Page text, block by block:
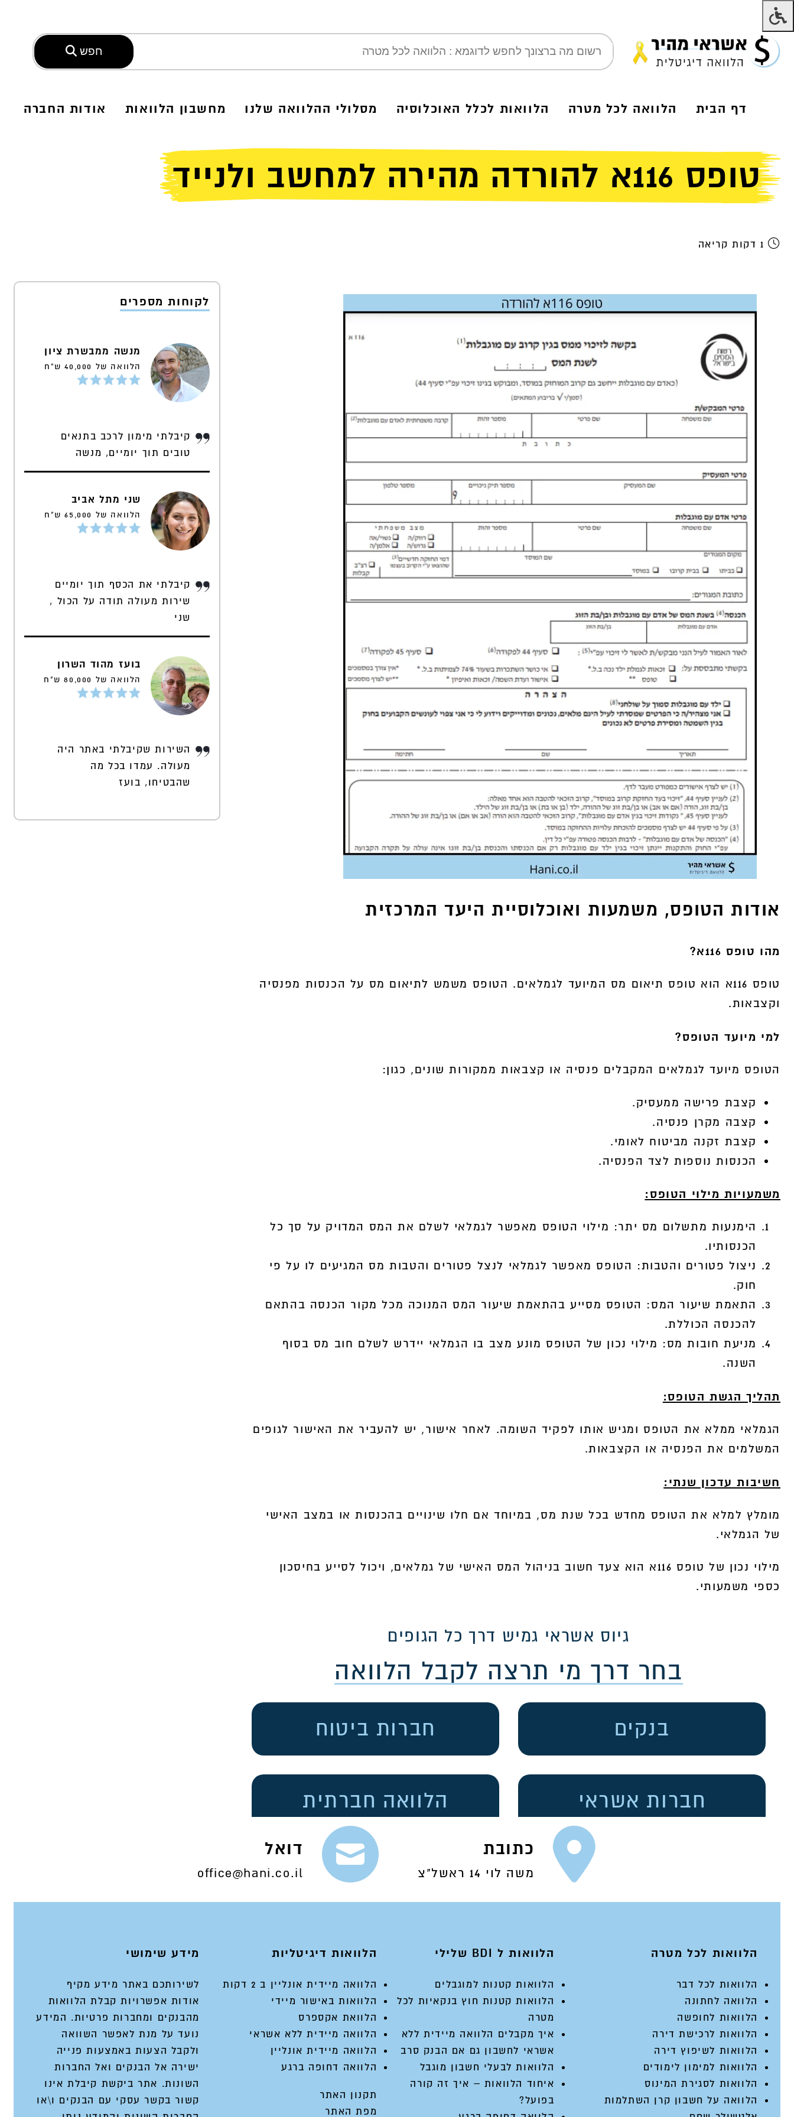
חפש
דף הבית הלוואה לכל מטרה הלוואות לכלל האוכלוסיה מסלולי ההלוואה שלנו מחשבון הלוואות אודות החברה
טופס 116א להורדה מהירה למחשב ולנייד
1 דקות קריאה
אודות הטופס, משמעות ואוכלוסיית היעד המרכזית
מהו טופס 116א?
טופס 116א הוא טופס תיאום מס המיועד לגמלאים. הטופס משמש לתיאום מס על הכנסות מפנסיה
וקצבאות.
למי מיועד הטופס?
הטופס מיועד לגמלאים המקבלים פנסיה או קצבאות ממקורות שונים, כגון:
קצבת פרישה ממעסיק.
קצבה מקרן פנסיה.
קצבת זקנה מביטוח לאומי.
הכנסות נוספות לצד הפנסיה.
משמעויות מילוי הטופס:
הימנעות מתשלום מס יתר: מילוי הטופס מאפשר לגמלאי לשלם את המס המדויק על סך כל
הכנסותיו.
ניצול פטורים והטבות: הטופס מאפשר לגמלאי לנצל פטורים והטבות מס המגיעים לו על פי
חוק.
התאמת שיעור המס: הטופס מסייע בהתאמת שיעור המס המנוכה מכל מקור הכנסה בהתאם
להכנסה הכוללת.
מניעת חובות מס: מילוי נכון של הטופס מונע מצב בו הגמלאי יידרש לשלם חוב מס בסוף
השנה.
תהליך הגשת הטופס:
הגמלאי ממלא את הטופס ומגיש אותו לפקיד השומה. לאחר אישור, יש להעביר את האישור לגופים
המשלמים את הפנסיה או הקצבאות.
חשיבות עדכון שנתי:
מומלץ למלא את הטופס מחדש בכל שנת מס, במיוחד אם חלו שינויים בהכנסות או במצב האישי
של הגמלאי.
מילוי נכון של טופס 116א הוא צעד חשוב בניהול המס האישי של גמלאים, ויכול לסייע בחיסכון
כספי משמעותי.
גיוס אשראי גמיש דרך כל הגופים
בחר דרך מי תרצה לקבל הלוואה
בנקים חברות ביטוח
חברות אשראי הלוואה חברתית
הלוואה בצ'קים קרנות פרטיות
לקוחות מספרים
מנשה ממבשרת ציון
הלוואה של 40,000 ש"ח
קיבלתי מימון לרכב בתנאים
טובים תוך יומיים, מנשה
שני מתל אביב
הלוואה של 65,000 ש"ח
קיבלתי את הכסף תוך יומיים
שירות מעולה תודה על הכול ,
שני
בועז מהוד השרון
הלוואה של 80,000 ש"ח
השירות שקיבלתי באתר היה
מעולה. עמדו בכל מה
שהבטיחו, בועז
כתובת
משה לוי 14 ראשל"צ
דואל
office@hani.co.il
הלוואות לכל מטרה
הלוואות לכל דבר
הלוואה לחתונה
הלוואות לחופשה
הלוואות לרכישת דירה
הלוואות לשיפוץ דירה
הלוואות למימון לימודים
הלוואות לסגירת המינוס
הלוואה על חשבון קרן השתלמות
הלוואות ל BDI שלילי
הלוואות קטנות למוגבלים
הלוואות קטנות חוץ בנקאיות לכל
מטרה
איך מקבלים הלוואה מיידית ללא
אשראי לחשבון גם אם הבנק סרב
הלוואות לבעלי חשבון מוגבל
איחוד הלוואות – איך זה קורה
בפועל?
הלוואות דיגיטליות
הלוואה מיידית אונליין ב 2 דקות
הלוואות באישור מיידי
הלוואת אקספרס
הלוואה מיידית ללא אשראי
הלוואה מיידית אונליין
הלוואה דחופה ברגע
תקנון האתר
מפת האתר
מידע שימושי
לשירותכם באתר מידע מקיף
אודות אפשרויות קבלת הלוואות
מהבנקים ומחברות פרטיות. המידע
נועד על מנת לאפשר השוואה
ולקבל הצעות באמצעות פנייה
ישירה אל הבנקים ואל החברות
השונות. אתר ביקשת קיבלת אינו
קשור בקשר עסקי עם הבנקים ו\או